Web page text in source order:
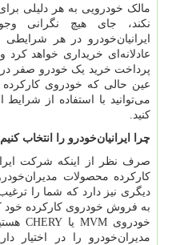
مالک خودرویی به هر دلیلی
نکند، جای هیچ نگرانی
ایرانیان‌خودرو در هر
عادلانه‌ای خریداری خواهد کرد
پرداخت خرید یک خودرو صفر
عین حالی که خودروی
می‌توانید با استفاده از
کنید.
چرا ایرانیان‌خودرو را انتخاب
صرف نظر از اینکه شرکت
کارکرده محصولات
دیگری نیز دارد که شما را
به فروش خودروی کارکرده خود
خودروی MVMیا CHERY
مدیران‌خودرو را در اختیار